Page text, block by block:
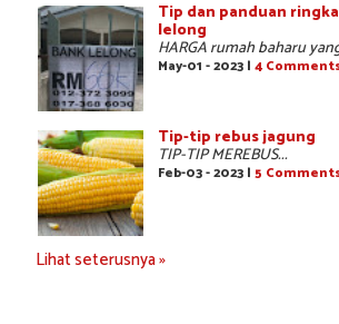
Tip dan panduan
lelong
HARGA rumah baharu
May-01 - 2023 | 4
Tip-tip rebus jagung
TIP-TIP MEREBUS...
Feb-03 - 2023 | 5
Lihat seterusnya »